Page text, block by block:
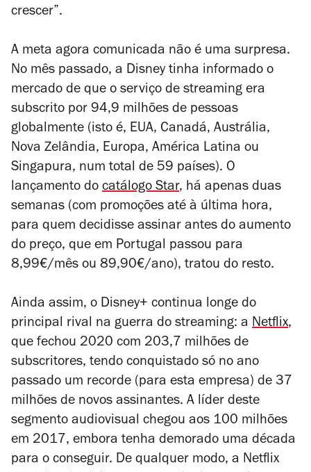
crescer”.
A meta agora comunicada não é uma surpresa.
No mês passado, a Disney tinha informado o
mercado de que o serviço de streaming era
subscrito por 94,9 milhões de pessoas
globalmente (isto é, EUA, Canadá, Austrália,
Nova Zelândia, Europa, América Latina ou
Singapura, num total de 59 países). O
lançamento do catálogo Star, há apenas duas
semanas (com promoções até à última hora,
para quem decidisse assinar antes do aumento
do preço, que em Portugal passou para
8,99€/mês ou 89,90€/ano), tratou do resto.
Ainda assim, o Disney+ continua longe do
principal rival na guerra do streaming: a Netflix,
que fechou 2020 com 203,7 milhões de
subscritores, tendo conquistado só no ano
passado um recorde (para esta empresa) de 37
milhões de novos assinantes. A líder deste
segmento audiovisual chegou aos 100 milhões
em 2017, embora tenha demorado uma década
para o conseguir. De qualquer modo, a Netflix